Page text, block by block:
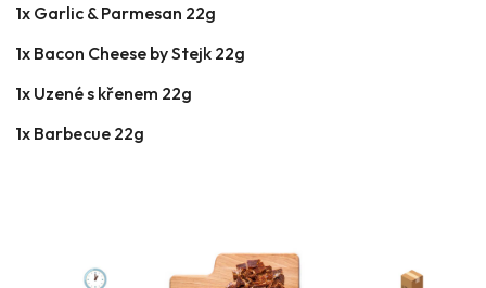
1x Garlic & Parmesan 22g
1x Bacon Cheese by Stejk 22g
1x Uzené s křenem 22g
1x Barbecue 22g